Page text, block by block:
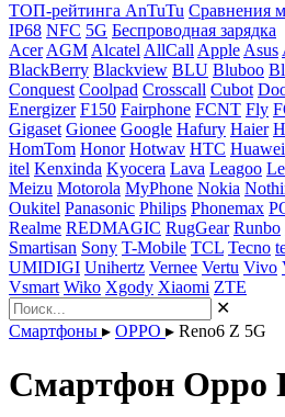
ТОП-рейтинга AnTuTu Сравнения
IP68 NFC 5G Беспроводная зарядка
Acer AGM Alcatel AllCall Apple Asus
BlackBerry Blackview BLU Bluboo
Conquest Coolpad Crosscall Cubot
Energizer F150 Fairphone FCNT Fly
Gigaset Gionee Google Hafury Haier
HomTom Honor Hotwav HTC Huawei
itel Kenxinda Kyocera Lava Leagoo
Meizu Motorola MyPhone Nokia
Oukitel Panasonic Philips Phonemax
Realme REDMAGIC RugGear Runbo
Smartisan Sony T-Mobile TCL Tecno
UMIDIGI Unihertz Vernee Vertu Vivo
Vsmart Wiko Xgody Xiaomi ZTE
✕
Смартфоны ▸ OPPO ▸ Reno6 Z 5G
Смартфон Oppo